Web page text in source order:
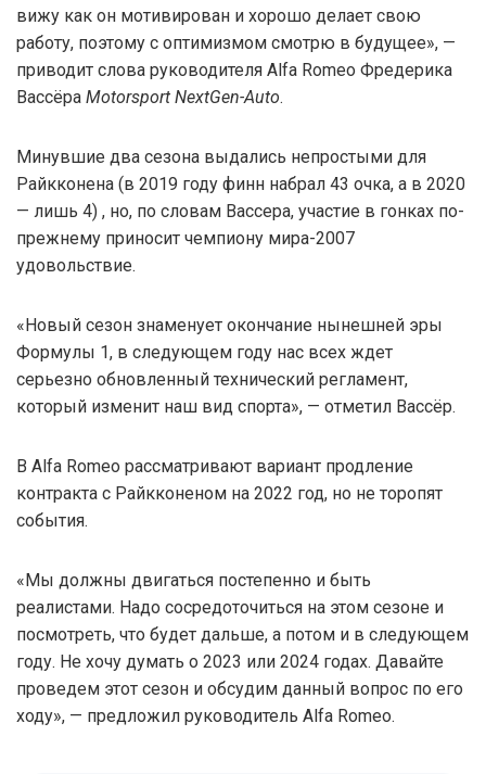
вижу как он мотивирован и хорошо делает свою
работу, поэтому с оптимизмом смотрю в будущее», —
приводит слова руководителя Alfa Romeo Фредерика
Вассёра Motorsport NextGen-Auto.
Минувшие два сезона выдались непростыми для
Райкконена (в 2019 году финн набрал 43 очка, а в 2020
— лишь 4) , но, по словам Вассера, участие в гонках по-
прежнему приносит чемпиону мира-2007
удовольствие.
«Новый сезон знаменует окончание нынешней эры
Формулы 1, в следующем году нас всех ждет
серьезно обновленный технический регламент,
который изменит наш вид спорта», — отметил Вассёр.
В Alfa Romeo рассматривают вариант продление
контракта с Райкконеном на 2022 год, но не торопят
события.
«Мы должны двигаться постепенно и быть
реалистами. Надо сосредоточиться на этом сезоне и
посмотреть, что будет дальше, а потом и в следующем
году. Не хочу думать о 2023 или 2024 годах. Давайте
проведем этот сезон и обсудим данный вопрос по его
ходу», — предложил руководитель Alfa Romeo.